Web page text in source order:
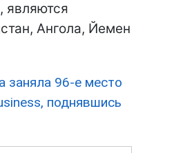
являются
Ангола, Йемен
заняла 96-е место
поднявшись